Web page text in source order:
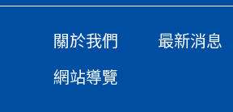
關於我們 最新消息
網站導覽